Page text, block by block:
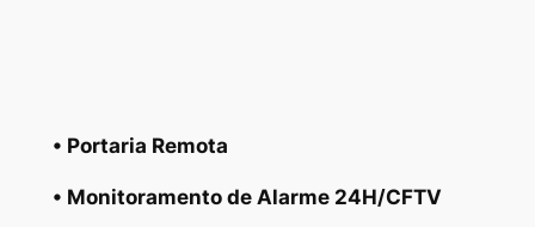
• Portaria Remota
• Monitoramento de Alarme 24H/CFTV